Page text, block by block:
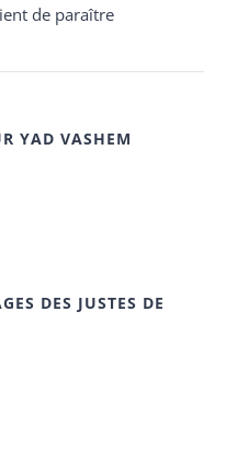
de paraître
YAD VASHEM
DES JUSTES DE